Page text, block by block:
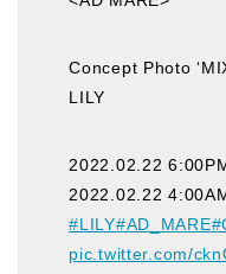
Concept Photo
LILY
2022.02.22
2022.02.22
#LILY#AD_MARE
pic.twitter.com/